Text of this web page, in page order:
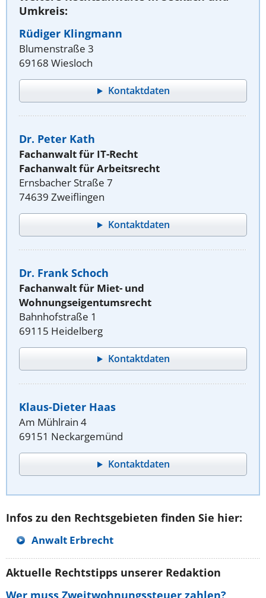
Umkreis:
Rüdiger Klingmann
Blumenstraße 3
69168 Wiesloch
Kontaktdaten
Dr. Peter Kath
Fachanwalt für IT-Recht
Fachanwalt für Arbeitsrecht
Ernsbacher Straße 7
74639 Zweiflingen
Kontaktdaten
Dr. Frank Schoch
Fachanwalt für Miet- und
Wohnungseigentumsrecht
Bahnhofstraße 1
69115 Heidelberg
Kontaktdaten
Klaus-Dieter Haas
Am Mühlrain 4
69151 Neckargemünd
Kontaktdaten
Infos zu den Rechtsgebieten finden Sie hier:
Anwalt Erbrecht
Aktuelle Rechtstipps unserer Redaktion
Wer muss Zweitwohnungssteuer zahlen?